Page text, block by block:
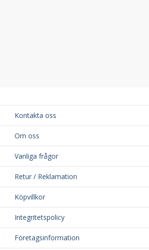
Kontakta oss
Om oss
Vanliga frågor
Retur / Reklamation
Köpvillkor
Integritetspolicy
Företagsinformation